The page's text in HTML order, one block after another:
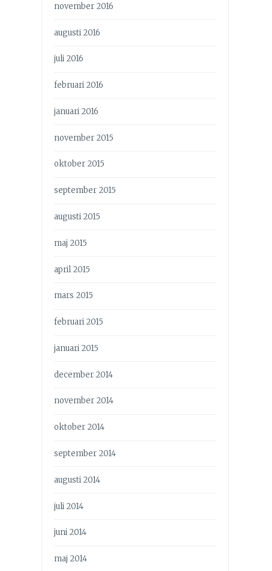
november 2016
augusti 2016
juli 2016
februari 2016
januari 2016
november 2015
oktober 2015
september 2015
augusti 2015
maj 2015
april 2015
mars 2015
februari 2015
januari 2015
december 2014
november 2014
oktober 2014
september 2014
augusti 2014
juli 2014
juni 2014
maj 2014